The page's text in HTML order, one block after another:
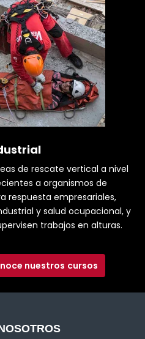
de rescate vertical a nivel
a organismos de
respuesta empresariales,
y salud ocupacional, y
trabajos en alturas.
nuestros cursos